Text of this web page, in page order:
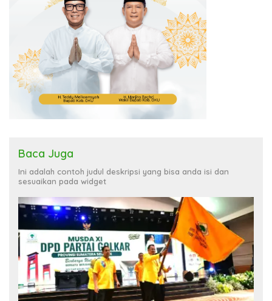
Baca Juga
Ini adalah contoh judul deskripsi yang bisa anda isi dan
sesuaikan pada widget